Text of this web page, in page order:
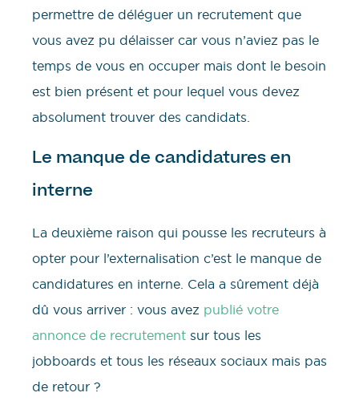
permettre de déléguer un recrutement que
vous avez pu délaisser car vous n’aviez pas le
temps de vous en occuper mais dont le besoin
est bien présent et pour lequel vous devez
absolument trouver des candidats.
Le manque de candidatures en
interne
La deuxième raison qui pousse les recruteurs à
opter pour l’externalisation c’est le manque de
candidatures en interne. Cela a sûrement déjà
dû vous arriver : vous avez publié votre
annonce de recrutement sur tous les
jobboards et tous les réseaux sociaux mais pas
de retour ?